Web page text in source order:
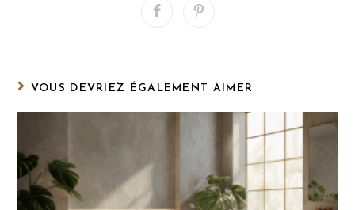
Ouvrir
Ouvrir
VOUS DEVRIEZ ÉGALEMENT AIMER